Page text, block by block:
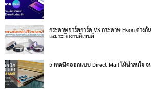
กระดาษอาร์ตการ์ด VS กระดาษ Ekon ต่าง
เหมาะกับงานอีเวนต์
5 เทคนิคออกแบบ Direct Mail ให้น่าสนใจ